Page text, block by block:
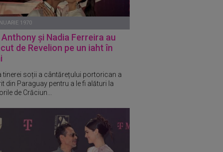
1970
și Nadia Ferreira au
de Revelion pe un iaht în
tinerei soții a cântărețului portorican a
din Paraguay pentru a le fi alături la
de Crăciun...